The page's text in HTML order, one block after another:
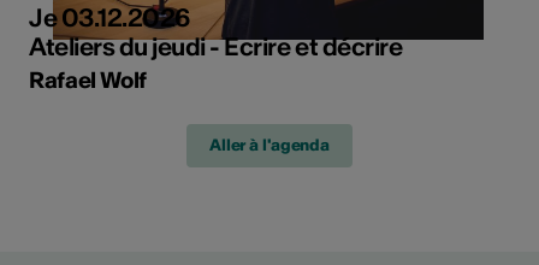
Je 03.12.2026
Ateliers du jeudi - Ecrire et décrire
Rafael Wolf
Aller à l'agenda